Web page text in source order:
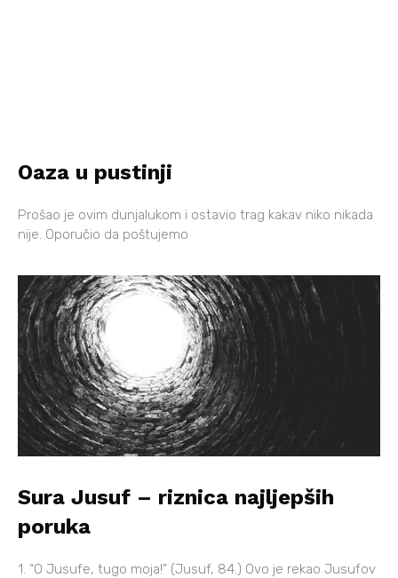
Oaza u pustinji
Prošao je ovim dunjalukom i ostavio trag kakav niko nikada
nije. Oporučio da poštujemo
Sura Jusuf – riznica najljepših
poruka
1. “O Jusufe, tugo moja!” (Jusuf, 84.) Ovo je rekao Jusufov